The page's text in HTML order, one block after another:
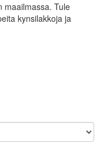
maailmassa. Tule
kynsilakkoja ja